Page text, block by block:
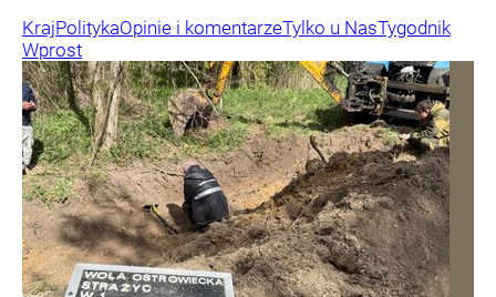
KrajPolitykaOpinie i komentarzeTylko u NasTygodnik
Wprost